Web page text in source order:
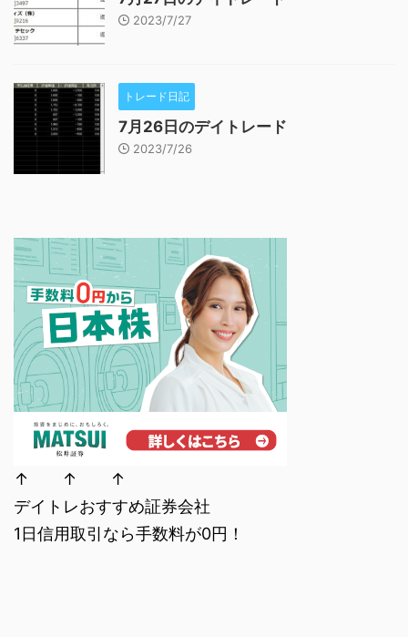
2023/7/27
トレード日記
7月26日のデイトレード
2023/7/26
↑ ↑ ↑
デイトレおすすめ証券会社
1日信用取引なら手数料が0円！